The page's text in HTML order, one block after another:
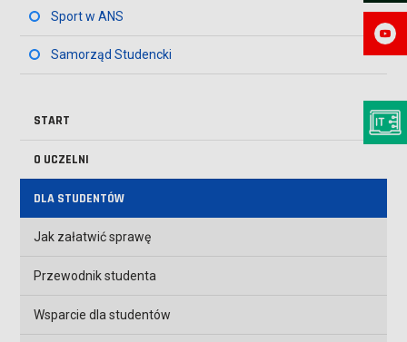
START
O UCZELNI
DLA STUDENTÓW
Jak załatwić sprawę
Przewodnik studenta
Wsparcie dla studentów
Sport w ANS
Samorząd Studencki